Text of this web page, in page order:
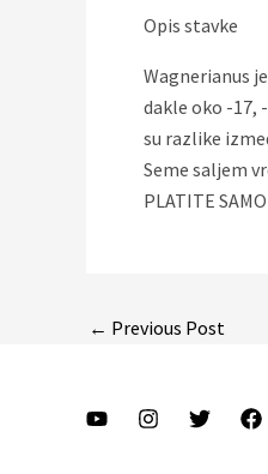
Opis stavke
Wagnerianus
dakle oko -17,
su razlike
Seme saljem
PLATITE
Post
← Previous Post